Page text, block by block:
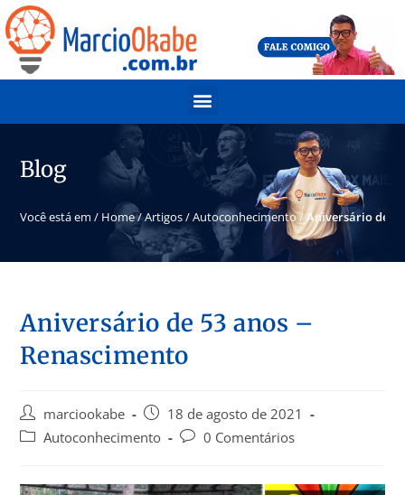
Blog
Você está em / Home/Artigos/Autoconhecimento/Aniversário de
Aniversário de 53 anos –
Renascimento
marciookabe
18 de agosto de 2021
Autoconhecimento
0 Comentários